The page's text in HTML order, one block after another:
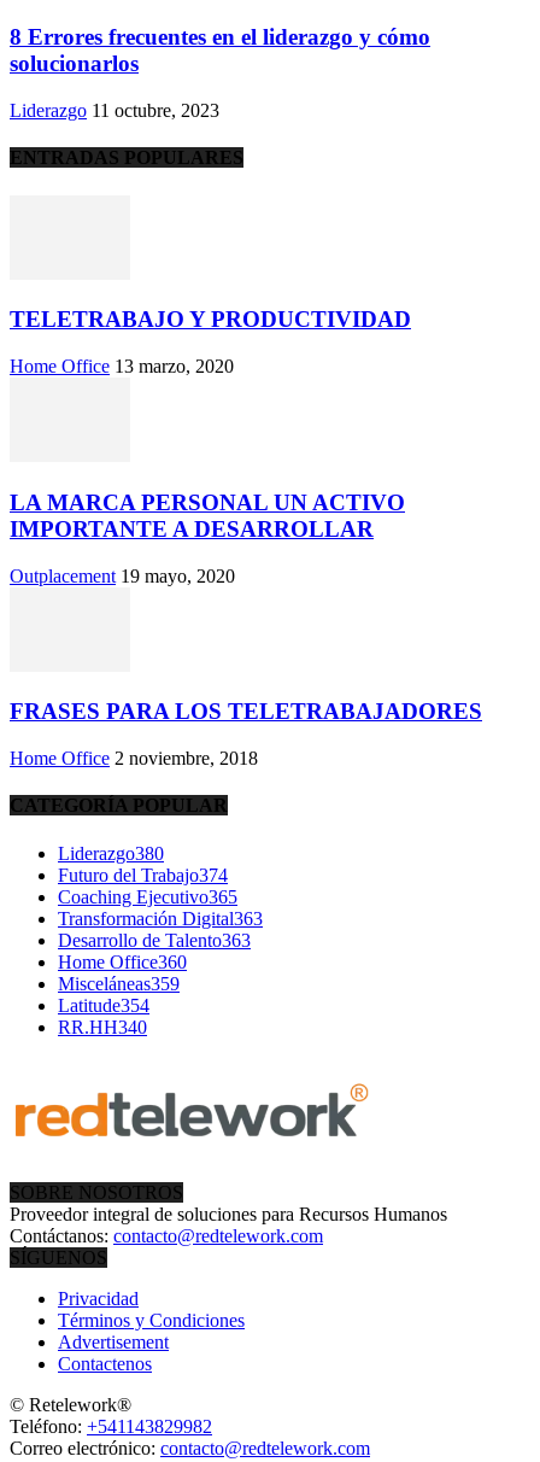
8 Errores frecuentes en el liderazgo y cómo
solucionarlos
Liderazgo 11 octubre, 2023
ENTRADAS POPULARES
TELETRABAJO Y PRODUCTIVIDAD
Home Office 13 marzo, 2020
LA MARCA PERSONAL UN ACTIVO
IMPORTANTE A DESARROLLAR
Outplacement 19 mayo, 2020
FRASES PARA LOS TELETRABAJADORES
Home Office 2 noviembre, 2018
CATEGORÍA POPULAR
Liderazgo380
Futuro del Trabajo374
Coaching Ejecutivo365
Transformación Digital363
Desarrollo de Talento363
Home Office360
Misceláneas359
Latitude354
RR.HH340
SOBRE NOSOTROS
Proveedor integral de soluciones para Recursos Humanos
Contáctanos: contacto@redtelework.com
SÍGUENOS
Privacidad
Términos y Condiciones
Advertisement
Contactenos
© Retelework®
Teléfono: +541143829982
Correo electrónico: contacto@redtelework.com